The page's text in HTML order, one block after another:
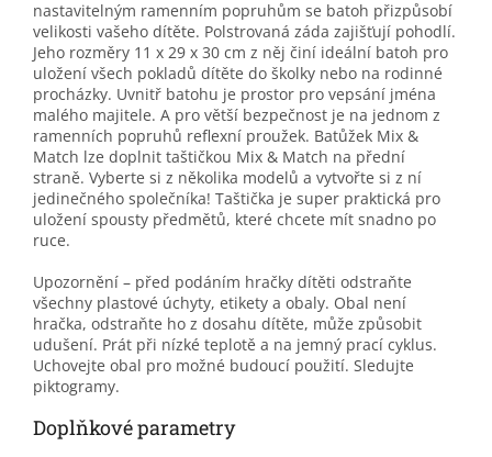
nastavitelným ramenním popruhům se batoh přizpůsobí
velikosti vašeho dítěte. Polstrovaná záda zajišťují pohodlí.
Jeho rozměry 11 x 29 x 30 cm z něj činí ideální batoh pro
uložení všech pokladů dítěte do školky nebo na rodinné
procházky. Uvnitř batohu je prostor pro vepsání jména
malého majitele. A pro větší bezpečnost je na jednom z
ramenních popruhů reflexní proužek. Batůžek Mix &
Match lze doplnit taštičkou Mix & Match na přední
straně. Vyberte si z několika modelů a vytvořte si z ní
jedinečného společníka! Taštička je super praktická pro
uložení spousty předmětů, které chcete mít snadno po
ruce.
Upozornění – před podáním hračky dítěti odstraňte
všechny plastové úchyty, etikety a obaly. Obal není
hračka, odstraňte ho z dosahu dítěte, může způsobit
udušení. Prát při nízké teplotě a na jemný prací cyklus.
Uchovejte obal pro možné budoucí použití. Sledujte
piktogramy.
Doplňkové parametry